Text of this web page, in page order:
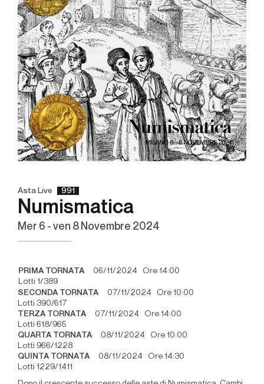
Asta Live 991
Numismatica
mer 6 - ven 8 Novembre 2024
PRIMA TORNATA 06/11/2024 Ore 14:00
Lotti 1/389
SECONDA TORNATA 07/11/2024 Ore 10:00
Lotti 390/617
TERZA TORNATA 07/11/2024 Ore 14:00
Lotti 618/965
QUARTA TORNATA 08/11/2024 Ore 10:00
Lotti 966/1228
QUINTA TORNATA 08/11/2024 Ore 14:30
Lotti 1229/1411